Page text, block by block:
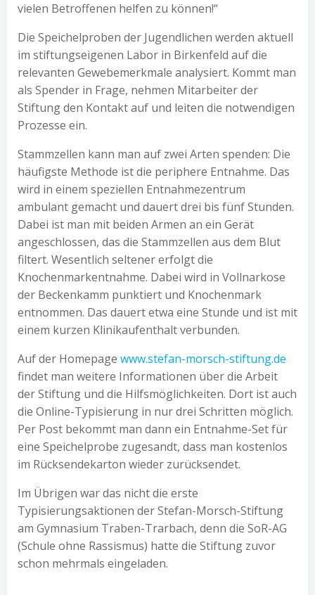
vielen Betroffenen helfen zu können!“
Die Speichelproben der Jugendlichen werden aktuell
im stiftungseigenen Labor in Birkenfeld auf die
relevanten Gewebemerkmale analysiert. Kommt man
als Spender in Frage, nehmen Mitarbeiter der
Stiftung den Kontakt auf und leiten die notwendigen
Prozesse ein.
Stammzellen kann man auf zwei Arten spenden: Die
häufigste Methode ist die periphere Entnahme. Das
wird in einem speziellen Entnahmezentrum
ambulant gemacht und dauert drei bis fünf Stunden.
Dabei ist man mit beiden Armen an ein Gerät
angeschlossen, das die Stammzellen aus dem Blut
filtert. Wesentlich seltener erfolgt die
Knochenmarkentnahme. Dabei wird in Vollnarkose
der Beckenkamm punktiert und Knochenmark
entnommen. Das dauert etwa eine Stunde und ist mit
einem kurzen Klinikaufenthalt verbunden.
Auf der Homepage www.stefan-morsch-stiftung.de
findet man weitere Informationen über die Arbeit
der Stiftung und die Hilfsmöglichkeiten. Dort ist auch
die Online-Typisierung in nur drei Schritten möglich.
Per Post bekommt man dann ein Entnahme-Set für
eine Speichelprobe zugesandt, dass man kostenlos
im Rücksendekarton wieder zurücksendet.
Im Übrigen war das nicht die erste
Typisierungsaktionen der Stefan-Morsch-Stiftung
am Gymnasium Traben-Trarbach, denn die SoR-AG
(Schule ohne Rassismus) hatte die Stiftung zuvor
schon mehrmals eingeladen.